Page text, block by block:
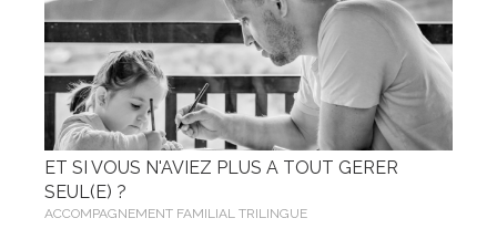
ET SI VOUS N'AVIEZ PLUS A TOUT GERER
SEUL(E) ?
ACCOMPAGNEMENT FAMILIAL TRILINGUE